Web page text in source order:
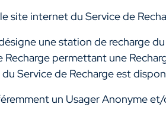
site internet du Service de
une station de recharge
Recharge permettant une
Service de Recharge est
un Usager Anonyme